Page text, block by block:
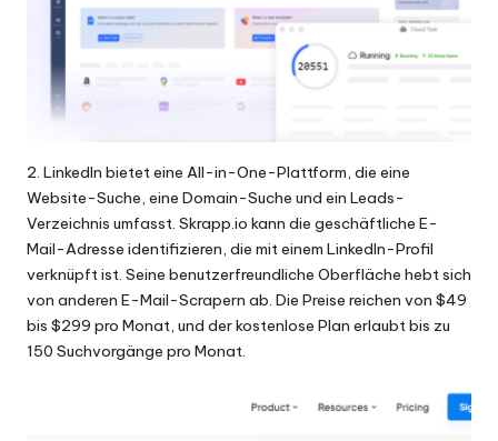
2. LinkedIn bietet eine All-in-One-Plattform, die eine
Website-Suche, eine Domain-Suche und ein Leads-
Verzeichnis umfasst. Skrapp.io kann die geschäftliche E-
Mail-Adresse identifizieren, die mit einem LinkedIn-Profil
verknüpft ist. Seine benutzerfreundliche Oberfläche hebt sich
von anderen E-Mail-Scrapern ab. Die Preise reichen von $49
bis $299 pro Monat, und der kostenlose Plan erlaubt bis zu
150 Suchvorgänge pro Monat.